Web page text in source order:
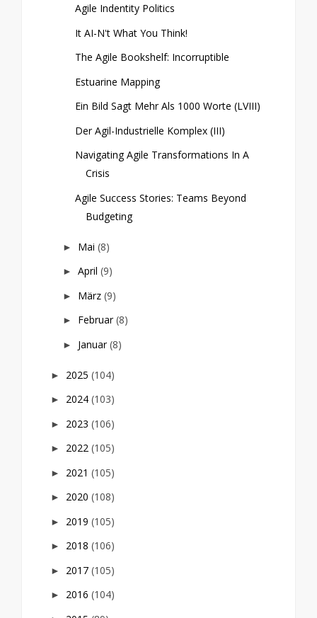
Agile Indentity Politics
It AI-N't What You Think!
The Agile Bookshelf: Incorruptible
Estuarine Mapping
Ein Bild Sagt Mehr Als 1000 Worte (LVIII)
Der Agil-Industrielle Komplex (III)
Navigating Agile Transformations In A
Crisis
Agile Success Stories: Teams Beyond
Budgeting
► Mai (8)
► April (9)
► März (9)
► Februar(8)
► Januar(8)
► 2025 (104)
► 2024 (103)
► 2023 (106)
► 2022 (105)
► 2021 (105)
► 2020 (108)
► 2019 (105)
► 2018 (106)
► 2017 (105)
► 2016 (104)